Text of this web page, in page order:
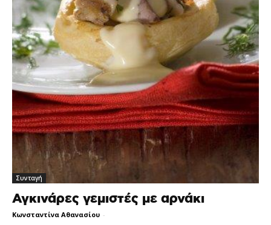
Συνταγή
Αγκινάρες γεμιστές με αρνάκι
Κωνσταντίνα Αθανασίου -